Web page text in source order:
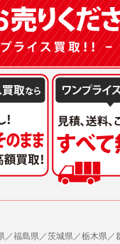
福島県／茨城県／栃木県